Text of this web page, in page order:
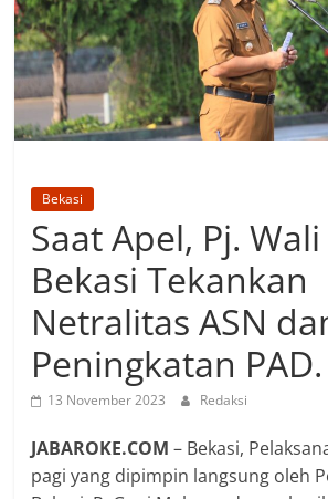
Bekasi
Saat Apel, Pj.
Bekasi Tekankan
Netralitas ASN
Peningkatan PAD.
13 November 2023 Redaksi
JABAROKE.COM – Bekasi,
pagi yang dipimpin langsung oleh